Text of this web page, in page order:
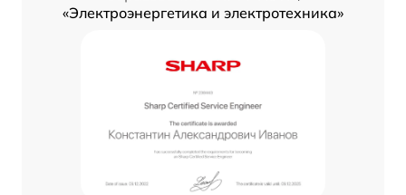
«Электроэнергетика и электротехника»